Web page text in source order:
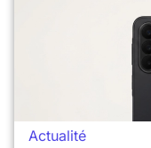
Actualité